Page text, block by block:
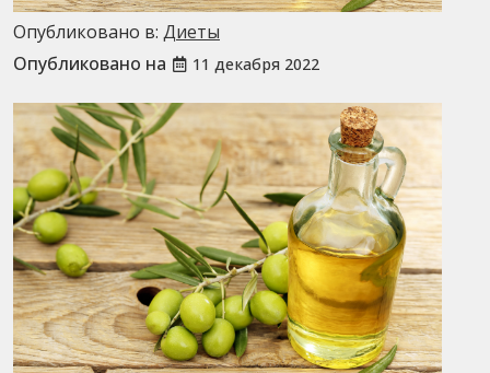
Опубликовано в: Диеты
Опубликовано на
11 декабря 2022